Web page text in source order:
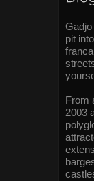
pit
From
2003